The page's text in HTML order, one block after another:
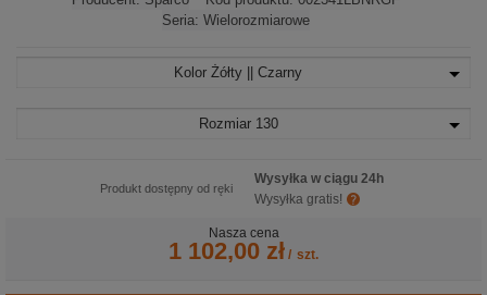
Seria: Wielorozmiarowe
Kolor Żółty || Czarny
Rozmiar 130
Produkt dostępny od ręki
Wysyłka w ciągu 24h
Wysyłka gratis!
Nasza cena
1 102,00 zł / szt.